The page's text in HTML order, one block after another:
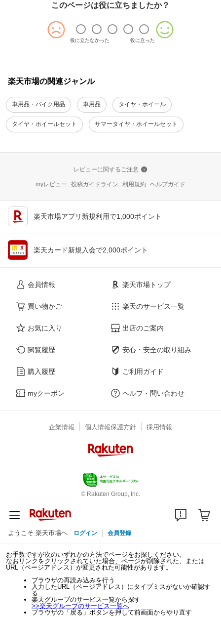
このページは役に立ちましたか？
役に立たなかった 役に立った
楽天市場の関連ジャンル
車用品・バイク用品 車用品 タイヤ・ホイール
タイヤ・ホイールセット サマータイヤ・ホイールセット
レビューに関するご注意
myレビュー 投稿ガイドライン 利用規約 ヘルプガイド
楽天市場アプリ新規利用で1,000ポイント
楽天カード新規入会で2,000ポイント
会員情報
買い物かご
お気に入り
閲覧履歴
購入履歴
myクーポン
楽天市場トップ
楽天のサービス一覧
出店のご案内
安心・安全の取り組み
ご利用ガイド
ヘルプ・問い合わせ
企業情報 個人情報保護方針 採用情報
© Rakuten Group, Inc.
ようこそ 楽天市場へ ログイン 会員登録
お手数ですが次のいずれかの方法でページをお探しください。
なおリンクをクリックされていた場合、ページが削除された、または
URL（ページアドレス）が変更された可能性があります。
ブラウザの再読み込みを行う
入力したURL（ページアドレス）にタイプミスがないか確認す
る
楽天グループのサービス一覧から探す
>>楽天グループのサービス一覧へ
ブラウザの「戻る」ボタンを押して前画面からやり直す